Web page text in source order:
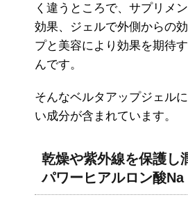
く違うところで、サプリメ
効果、ジェルで外側からの
プと美容により効果を期待
んです。
そんなベルタアップジェル
い成分が含まれています。
乾燥や紫外線を保護し
パワーヒアルロン酸Na